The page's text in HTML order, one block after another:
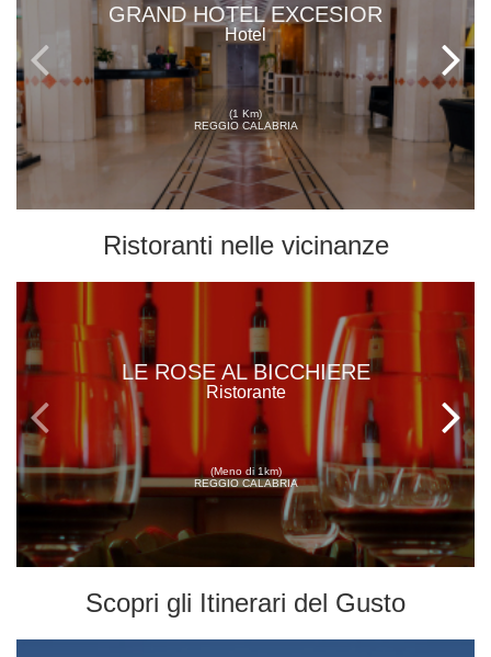
GRAND HOTEL EXCESIOR
Hotel
(1 Km)
REGGIO CALABRIA
Ristoranti nelle vicinanze
LE ROSE AL BICCHIERE
Ristorante
(Meno di 1km)
REGGIO CALABRIA
Scopri gli Itinerari del Gusto